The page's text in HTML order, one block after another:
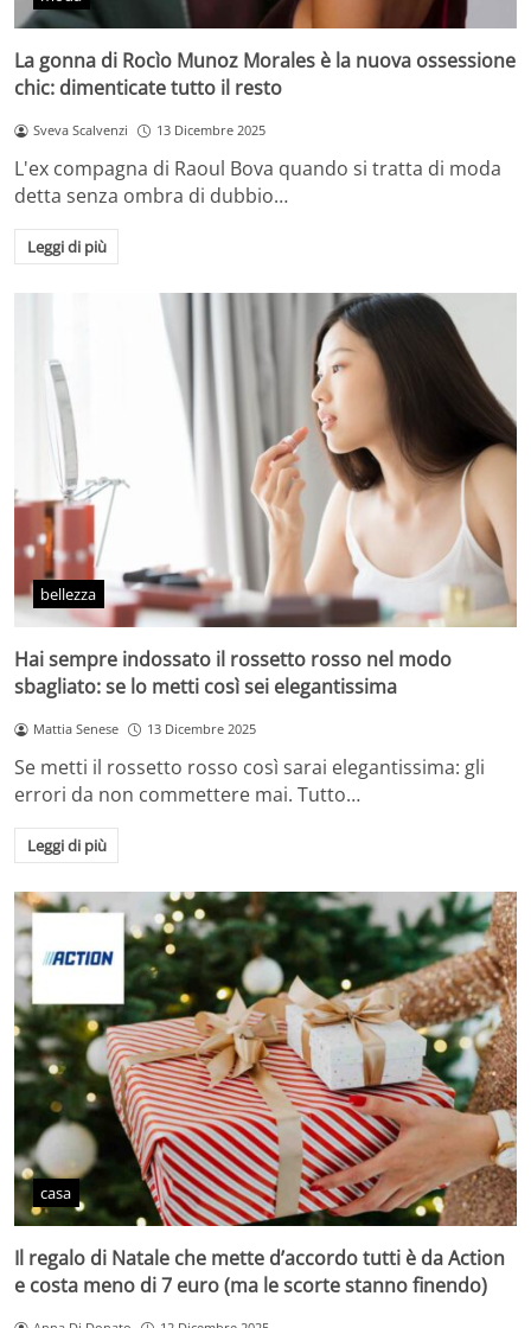
La gonna di Rocìo Munoz Morales è la nuova ossessione
chic: dimenticate tutto il resto
Sveva Scalvenzi 13 Dicembre 2025
L'ex compagna di Raoul Bova quando si tratta di moda
detta senza ombra di dubbio…
Leggi di più
bellezza
Hai sempre indossato il rossetto rosso nel modo
sbagliato: se lo metti così sei elegantissima
Mattia Senese 13 Dicembre 2025
Se metti il rossetto rosso così sarai elegantissima: gli
errori da non commettere mai. Tutto…
Leggi di più
casa
Il regalo di Natale che mette d’accordo tutti è da Action
e costa meno di 7 euro (ma le scorte stanno finendo)